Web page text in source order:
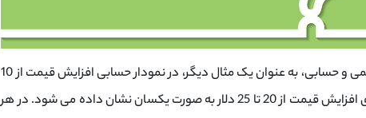
برای درک بیشتر تفاوت نمودار لگاریتمی و حسابی، به عنوان یک مثال دیگر، در نمودار حسابی افزایش قیمت از 10
دلار به 15 دلار با همان حرکت صعودی افزایش قیمت از 20 تا 25 دلار به صورت یکسان نشان داده می شود. در هر